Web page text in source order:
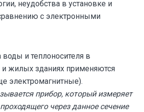
неудобства в установке и
с электронными
воды и теплоносителя в
жилых зданиях применяются
электромагнитные).
прибор, который измеряет
через данное сечение